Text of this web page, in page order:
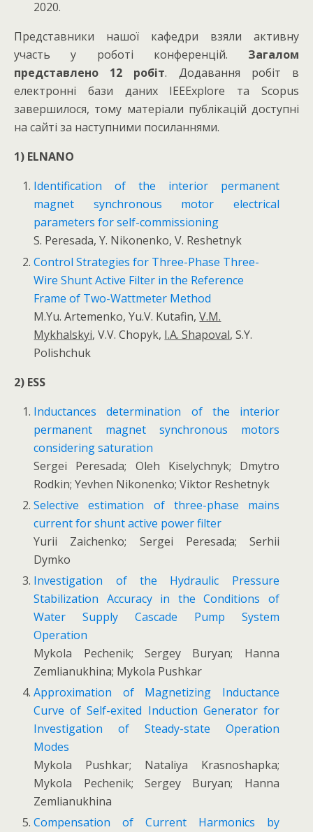
2020.
Представники нашої кафедри взяли активну
участь у роботі конференцій. Загалом
представлено 12 робіт. Додавання робіт в
електронні бази даних IEEExplore та Scopus
завершилося, тому матеріали публікацій доступні
на сайті за наступними посиланнями.
1) ELNANO
Identification of the interior permanent
magnet synchronous motor electrical
parameters for self-commissioning
S. Peresada, Y. Nikonenko, V. Reshetnyk
Control Strategies for Three-Phase Three-
Wire Shunt Active Filter in the Reference
Frame of Two-Wattmeter Method
M.Yu. Artemenko,Yu.V. Kutafin,V.M.
Mykhalskyi, V.V. Chopyk, I.A. Shapoval,S.Y.
Polishchuk
2) ESS
Inductances determination of the interior
permanent magnet synchronous motors
considering saturation
Sergei Peresada; Oleh Kiselychnyk; Dmytro
Rodkin; Yevhen Nikonenko; Viktor Reshetnyk
Selective estimation of three-phase mains
current for shunt active power filter
Yurii Zaichenko; Sergei Peresada; Serhii
Dymko
Investigation of the Hydraulic Pressure
Stabilization Accuracy in the Conditions of
Water Supply Cascade Pump System
Operation
Mykola Pechenik; Sergey Buryan; Hanna
Zemlianukhina; Mykola Pushkar
Approximation of Magnetizing Inductance
Curve of Self-exited Induction Generator for
Investigation of Steady-state Operation
Modes
Mykola Pushkar; Nataliya Krasnoshapka;
Mykola Pechenik; Sergey Buryan; Hanna
Zemlianukhina
Compensation of Current Harmonics by